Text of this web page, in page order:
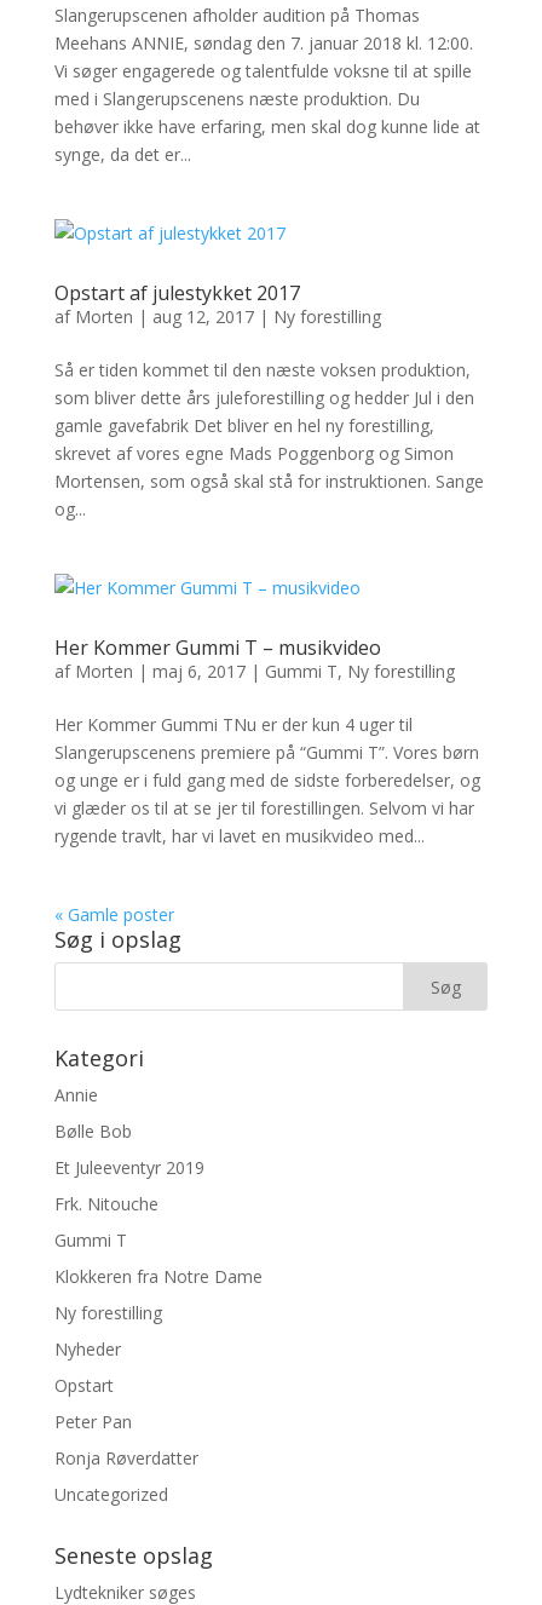
Slangerupscenen afholder audition på Thomas
Meehans ANNIE, søndag den 7. januar 2018 kl. 12:00.
Vi søger engagerede og talentfulde voksne til at spille
med i Slangerupscenens næste produktion. Du
behøver ikke have erfaring, men skal dog kunne lide at
synge, da det er...
Opstart af julestykket 2017
af Morten | aug 12, 2017| Ny forestilling
Så er tiden kommet til den næste voksen produktion,
som bliver dette års juleforestilling og hedder Jul i den
gamle gavefabrik Det bliver en hel ny forestilling,
skrevet af vores egne Mads Poggenborg og Simon
Mortensen, som også skal stå for instruktionen. Sange
og...
Her Kommer Gummi T – musikvideo
af Morten | maj 6, 2017| Gummi T, Ny forestilling
Her Kommer Gummi TNu er der kun 4 uger til
Slangerupscenens premiere på “Gummi T”. Vores børn
og unge er i fuld gang med de sidste forberedelser, og
vi glæder os til at se jer til forestillingen. Selvom vi har
rygende travlt, har vi lavet en musikvideo med...
« Gamle poster
Søg i opslag
Kategori
Annie
Bølle Bob
Et Juleeventyr 2019
Frk. Nitouche
Gummi T
Klokkeren fra Notre Dame
Ny forestilling
Nyheder
Opstart
Peter Pan
Ronja Røverdatter
Uncategorized
Seneste opslag
Lydtekniker søges